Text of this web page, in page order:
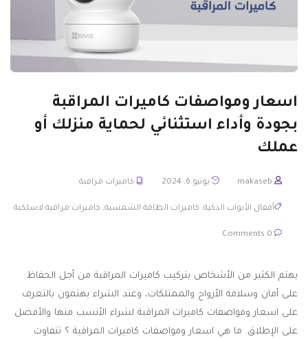
اسعار ومواصفات كاميرات المراقبة
بجودة وأداء استثنائي لحماية منزلك أو
عملك
makaseb يونيو 6, 2024 كاميرات مراقبة
أقفال الأبواب الذكية,كاميرات الطاقة الشمسية,كاميرات مراقبة لاسلكية
0 Comments
يهتم الكثير من الأشخاص بتركيب كاميرات المراقبة من أجل الحفاظ
على أمان وسلامة الأرواح والممتلكات، وعند الشراء يهتمون بالتعرف
على اسعار ومواصفات كاميرات المراقبة لشراء الأنسب منها والأفضل
على الإطلاق. ما هي اسعار ومواصفات كاميرات المراقبة ؟ تتفاوت